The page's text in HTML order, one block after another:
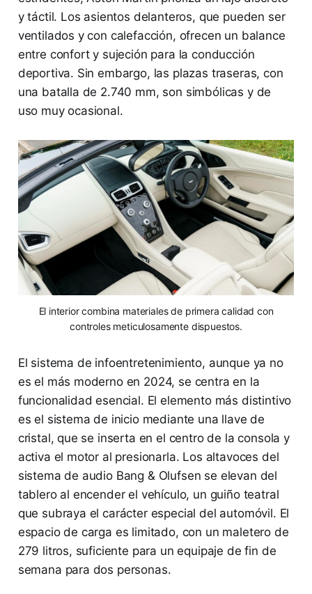
y táctil. Los asientos delanteros, que pueden ser
ventilados y con calefacción, ofrecen un balance
entre confort y sujeción para la conducción
deportiva. Sin embargo, las plazas traseras, con
una batalla de 2.740 mm, son simbólicas y de
uso muy ocasional.
El interior combina materiales de primera calidad con
controles meticulosamente dispuestos.
El sistema de infoentretenimiento, aunque ya no
es el más moderno en 2024, se centra en la
funcionalidad esencial. El elemento más distintivo
es el sistema de inicio mediante una llave de
cristal, que se inserta en el centro de la consola y
activa el motor al presionarla. Los altavoces del
sistema de audio Bang & Olufsen se elevan del
tablero al encender el vehículo, un guiño teatral
que subraya el carácter especial del automóvil. El
espacio de carga es limitado, con un maletero de
279 litros, suficiente para un equipaje de fin de
semana para dos personas.